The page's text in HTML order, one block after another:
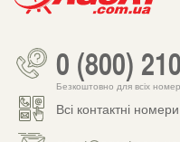
0 (800)
Безкоштовно для всіх
Всі контактні номери